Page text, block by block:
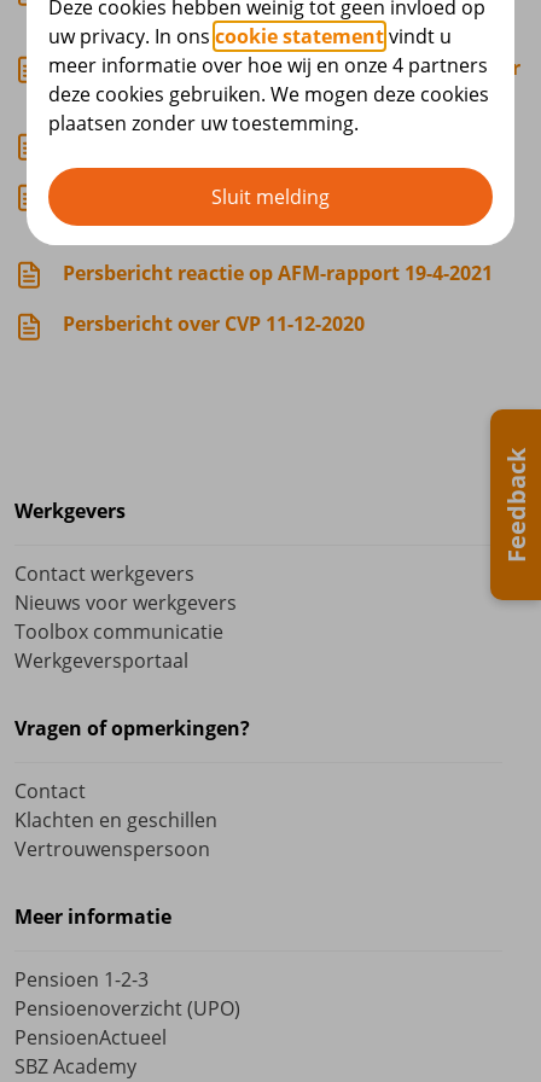
flexibele premieregeling 8-4-2024
SBZ Pensioen selecteert Achmea IM als fiduciair
manager 24-8-2022
Persbericht benoeming Edwin Schokker in
bestuur 21-5-2024
Persbericht reactie op AFM-rapport 19-4-2021
Persbericht over CVP 11-12-2020
Werkgevers
Contact werkgevers
Nieuws voor werkgevers
Toolbox communicatie
Werkgeversportaal
Vragen of opmerkingen?
Contact
Klachten en geschillen
Vertrouwenspersoon
Meer informatie
Pensioen 1-2-3
Pensioenoverzicht (UPO)
PensioenActueel
SBZ Academy
Feedback
Deze cookies hebben weinig tot geen invloed op
uw privacy. In onscookie statementvindt u
meer informatie over hoe wij en onze 4 partners
deze cookies gebruiken. We mogen deze cookies
plaatsen zonder uw toestemming.
Sluit melding